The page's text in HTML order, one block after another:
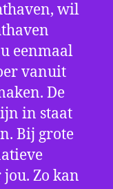
wil
eenmaal
vanuit
De
in staat
Bij grote
Zo kan